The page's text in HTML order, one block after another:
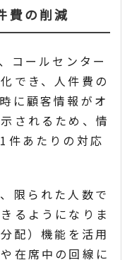
費の削減
コールセンター
でき、人件費の
に顧客情報がオ
されるため、情
件あたりの対応
限られた人数で
るようになりま
配）機能を活用
在席中の回線に